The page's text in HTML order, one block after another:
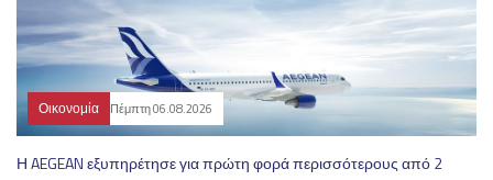
Οικονομία Πέμπτη 06.08.2026
Η AEGEAN εξυπηρέτησε για πρώτη φορά περισσότερους από 2